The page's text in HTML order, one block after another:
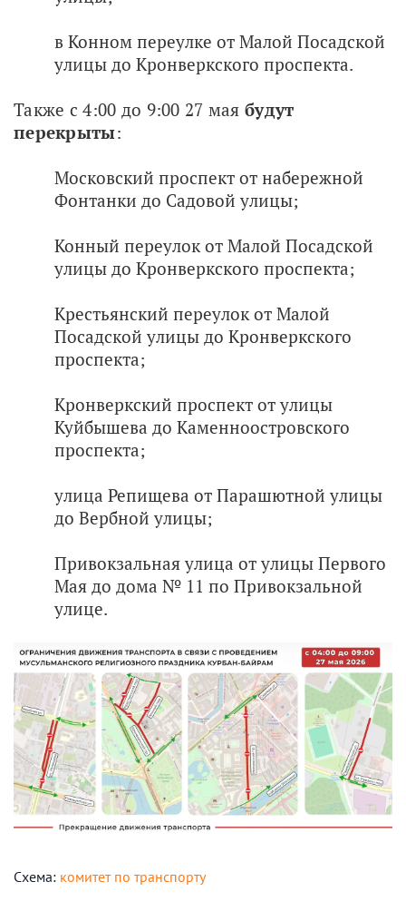
в Конном переулке от Малой Посадской
улицы до Кронверкского проспекта.
Также с 4:00 до 9:00 27 мая будут
перекрыты:
Московский проспект от набережной
Фонтанки до Садовой улицы;
Конный переулок от Малой Посадской
улицы до Кронверкского проспекта;
Крестьянский переулок от Малой
Посадской улицы до Кронверкского
проспекта;
Кронверкский проспект от улицы
Куйбышева до Каменноостровского
проспекта;
улица Репищева от Парашютной улицы
до Вербной улицы;
Привокзальная улица от улицы Первого
Мая до дома № 11 по Привокзальной
улице.
Схема: комитет по транспорту